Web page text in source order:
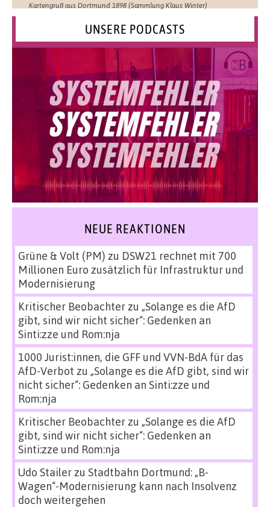
Kartengruß aus Dortmund 1898 (Sammlung Klaus Winter)
UNSERE PODCASTS
NEUE REAKTIONEN
Grüne & Volt (PM) zu DSW21 rechnet mit 700
Millionen Euro zusätzlich für Infrastruktur und
Modernisierung
Kritischer Beobachterzu „Solange es die AfD
gibt, sind wir nicht sicher“: Gedenken an
Sinti:zze und Rom:nja
1000 Jurist:innen, die GFF und VVN-BdA für das
AfD-Verbot zu „Solange es die AfD gibt, sind wir
nicht sicher“: Gedenken an Sinti:zze und
Rom:nja
Kritischer Beobachterzu „Solange es die AfD
gibt, sind wir nicht sicher“: Gedenken an
Sinti:zze und Rom:nja
Udo Stailerzu Stadtbahn Dortmund: „B-
Wagen“-Modernisierung kann nach Insolvenz
doch weitergehen